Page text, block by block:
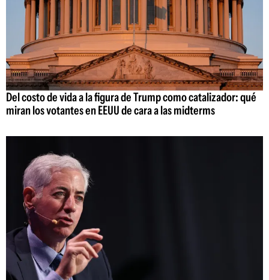
Del costo de vida a la figura de Trump como catalizador: qué
miran los votantes en EEUU de cara a las midterms